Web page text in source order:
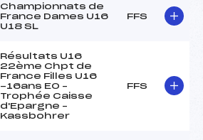
Championnats de
France Dames U16
U18 SL
FFS
Résultats U16
22ème Chpt de
France Filles U16
-16ans EO –
Trophée Caisse
d'Epargne –
Kassbohrer
FFS